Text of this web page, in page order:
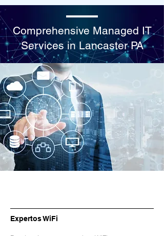
Comprehensive Managed IT
Services in Lancaster PA
Expertos WiFi